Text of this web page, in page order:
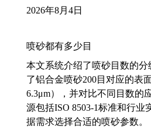
2026年8月4日
喷砂都有多少目
本文系统介绍了喷砂目数的
了铝合金喷砂200目对应的表
6.3μm），并对比不同目数的
源包括ISO 8503-1标准和行业
据需求选择合适的喷砂参数。